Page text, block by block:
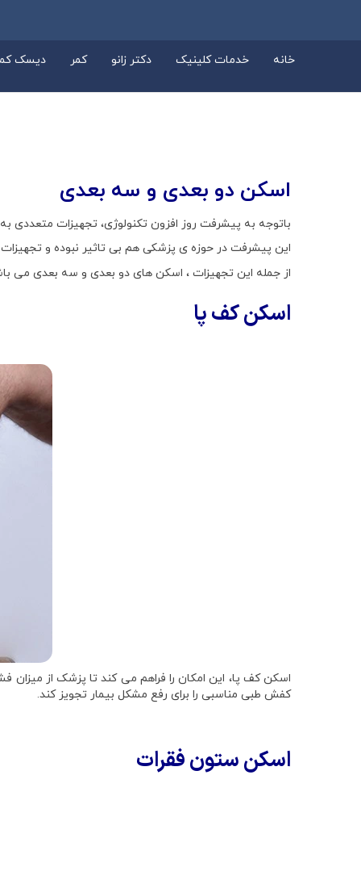
خانه خدمات کلینیک دکتر زانو کمر دیسک
اسکن دو بعدی و سه بعدی
باتوجه به پیشرفت روز افزون تکنولوژی، تجهیزات
این پیشرفت در حوزه ی پزشکی هم بی تاثیر نبوده و
از جمله این تجهیزات ، اسکن های دو بعدی و سه بعدی می
اسکن کف پا
اسکن کف پا، این امکان را فراهم می کند تا پزشک از
کفش طبی مناسبی را برای رفع مشکل بیمار تجویز کند.
اسکن ستون فقرات